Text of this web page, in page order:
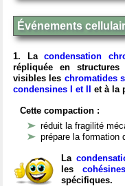
Événements
1. Lacondensation
répliquée en structures
visibles les chromatides
condensines I et II et à la
Cette compaction :
réduit la fragilité
prépare la formation
La
lescohésines
spécifiques.